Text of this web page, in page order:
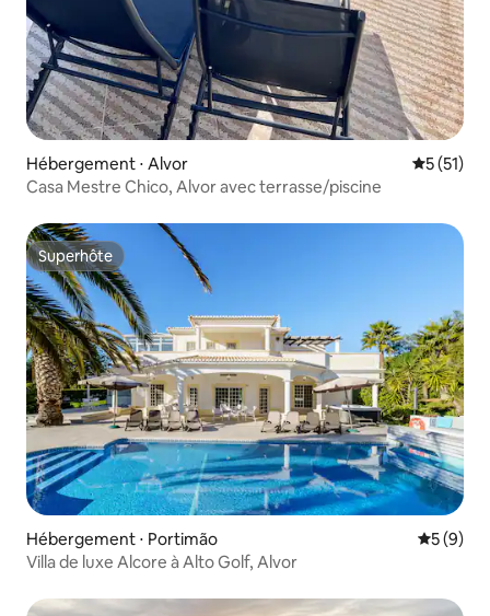
Hébergement ⋅ Alvor
5 (51)
Casa Mestre Chico, Alvor avec terrasse/piscine
Superhôte
Superhôte
Hébergement ⋅ Portimão
5 (9)
Villa de luxe Alcore à Alto Golf, Alvor